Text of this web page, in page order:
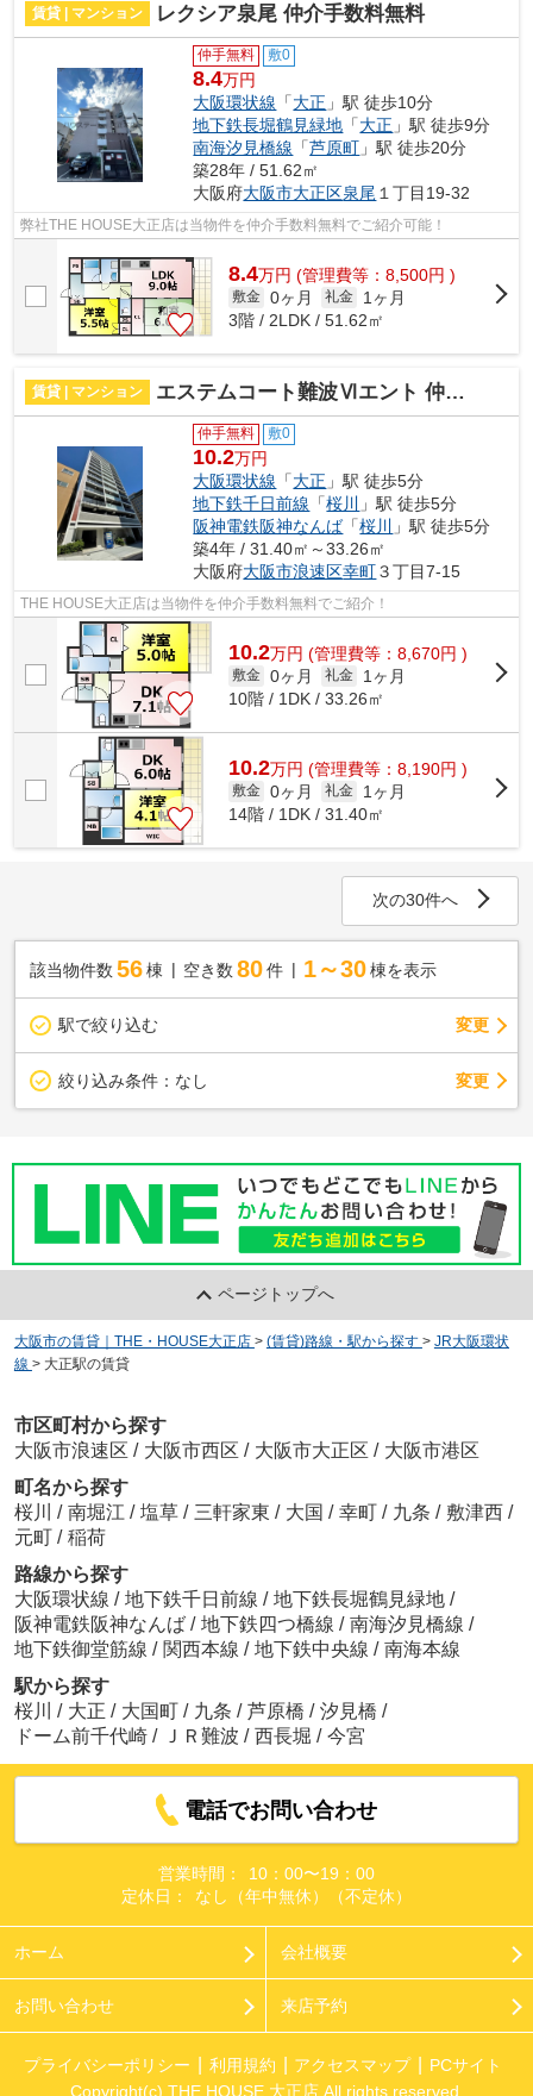
賃貸 | マンション レクシア泉尾 仲介手数料無料
仲手無料 敷0
8.4万円
大阪環状線 「大正 」駅 徒歩10分
地下鉄長堀鶴見緑地 「大正 」駅 徒歩9分
南海汐見橋線 「芦原町 」駅 徒歩20分
築28年 / 51.62㎡
大阪府大阪市大正区泉尾１丁目19-32
弊社THE HOUSE大正店は当物件を仲介手数料無料でご紹介可能！
8.4万円 (管理費等：8,500円 )
敷金 0ヶ月 礼金
1ヶ月
3階 / 2LDK / 51.62㎡
賃貸 | マンション エステムコート難波Ⅵエント 仲介手数料無料
仲手無料 敷0
10.2万円
大阪環状線 「大正 」駅 徒歩5分
地下鉄千日前線 「桜川
」駅 徒歩5分
阪神電鉄阪神なんば「桜川
」駅 徒歩5分
築4年 / 31.40㎡～33.26㎡
大阪府大阪市浪速区幸町３丁目7-15
THE HOUSE大正店は当物件を仲介手数料無料でご紹介！
10.2万円 (管理費等：8,670円 )
敷金 0ヶ月 礼金
1ヶ月
10階 / 1DK / 33.26㎡
10.2万円 (管理費等：8,190円 )
敷金 0ヶ月 礼金
1ヶ月
14階 / 1DK / 31.40㎡
次の30件へ
該当物件数 56棟 空き数 80 件 1～30 棟を表示
駅で絞り込む 変更
絞り込み条件： なし 変更
ページトップへ
大阪市の賃貸｜THE・HOUSE大正店 > (賃貸)路線・駅から探す > JR大阪環状
線 > 大正駅の賃貸
市区町村から探す
大阪市浪速区 / 大阪市西区 / 大阪市大正区 / 大阪市港区
町名から探す
桜川 / 南堀江 / 塩草 / 三軒家東 / 大国 / 幸町 / 九条 / 敷津西 /
元町 / 稲荷
路線から探す
大阪環状線 / 地下鉄千日前線 / 地下鉄長堀鶴見緑地 /
阪神電鉄阪神なんば / 地下鉄四つ橋線 / 南海汐見橋線 /
地下鉄御堂筋線 / 関西本線 / 地下鉄中央線 / 南海本線
駅から探す
桜川
/ 大正 / 大国町 / 九条 / 芦原橋 / 汐見橋 /
ドーム前千代崎 / ＪＲ難波 / 西長堀 / 今宮
電話でお問い合わせ
営業時間：
10：00〜19：00
定休日：
なし（年中無休）（不定休）
ホーム 会社概要
お問い合わせ 来店予約
プライバシーポリシー 利用規約 アクセスマップ
PCサイト
Copyright(c) THE HOUSE 大正店 All rights reserved.